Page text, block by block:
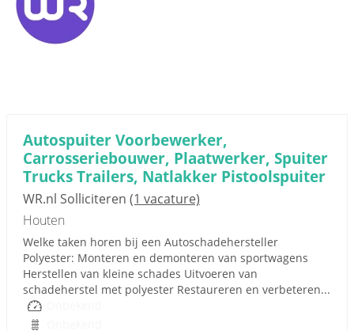
Autospuiter Voorbewerker,
Carrosseriebouwer, Plaatwerker, Spuiter
Trucks Trailers, Natlakker Pistoolspuiter
WR.nl Solliciteren (1 vacature)
Houten
Welke taken horen bij een Autoschadehersteller
Polyester: Monteren en demonteren van sportwagens
Herstellen van kleine schades Uitvoeren van
schadeherstel met polyester Restaureren en verbeteren...